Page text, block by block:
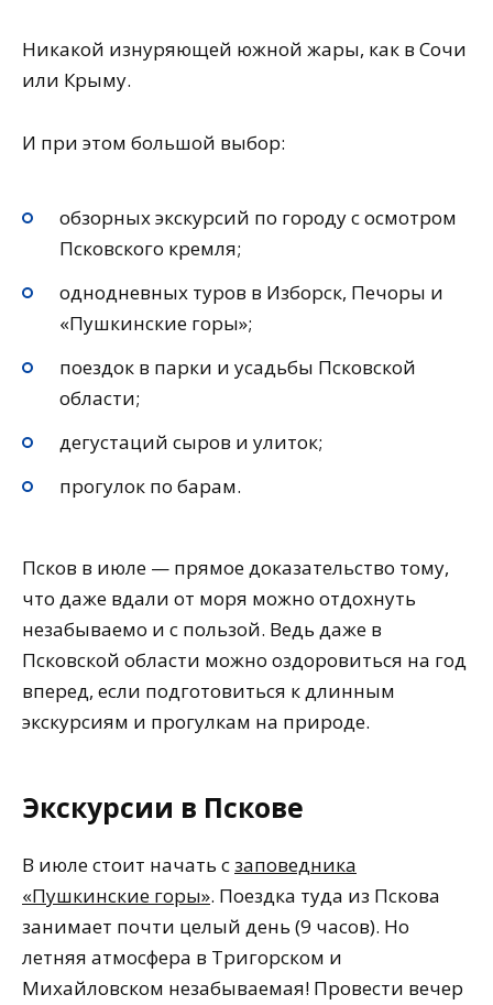
Никакой изнуряющей южной жары, как в Сочи
или Крыму.
И при этом большой выбор:
обзорных экскурсий по городу с осмотром
Псковского кремля;
однодневных туров в Изборск, Печоры и
«Пушкинские горы»;
поездок в парки и усадьбы Псковской
области;
дегустаций сыров и улиток;
прогулок по барам.
Псков в июле — прямое доказательство тому,
что даже вдали от моря можно отдохнуть
незабываемо и с пользой. Ведь даже в
Псковской области можно оздоровиться на год
вперед, если подготовиться к длинным
экскурсиям и прогулкам на природе.
Экскурсии в Пскове
В июле стоит начать сзаповедника
«Пушкинские горы». Поездка туда из Пскова
занимает почти целый день (9 часов). Но
летняя атмосфера в Тригорском и
Михайловском незабываемая! Провести вечер